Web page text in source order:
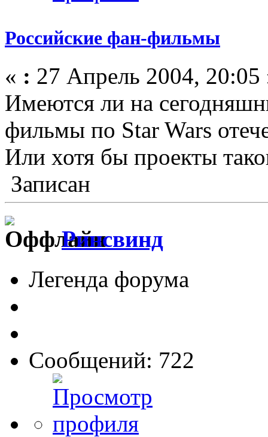
Российские фан-фильмы
« : 27 Апрель 2004, 20:05
Имеются ли на
фильмы по Star Wars
Или хотя бы проекты
Записан
Ринсвинд
Легенда форума
Сообщений: 722